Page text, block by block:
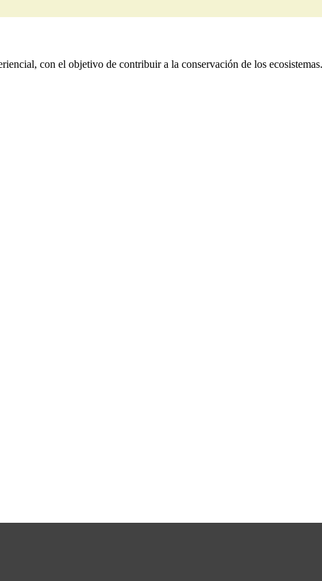
con el objetivo de contribuir a la conservación de los ecosistemas.